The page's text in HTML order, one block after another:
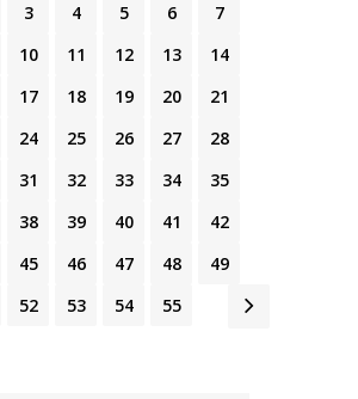
3 4 5 6
7
10 11 12 13
14
17 18 19 20
21
24 25 26 27
28
31 32 33 34
35
38 39 40 41
42
45 46 47 48
49
52 53 54 55